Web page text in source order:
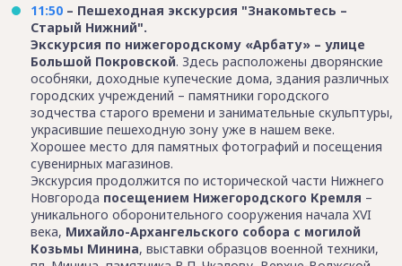
11:50 – Пешеходная экскурсия "Знакомьтесь –
Старый Нижний".
Экскурсия по нижегородскому «Арбату» – улице
Большой Покровской. Здесь расположены дворянские
особняки, доходные купеческие дома, здания различных
городских учреждений – памятники городского
зодчества старого времени и занимательные скульптуры,
украсившие пешеходную зону уже в нашем веке.
Хорошее место для памятных фотографий и посещения
сувенирных магазинов.
Экскурсия продолжится по исторической части Нижнего
Новгорода посещением Нижегородского Кремля –
уникального оборонительного сооружения начала XVI
века, Михайло-Архангельского собора с могилой
Козьмы Минина, выставки образцов военной техники,